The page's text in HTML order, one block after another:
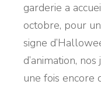
garderie a
octobre, pour
signe
d’animation,
une fois encore